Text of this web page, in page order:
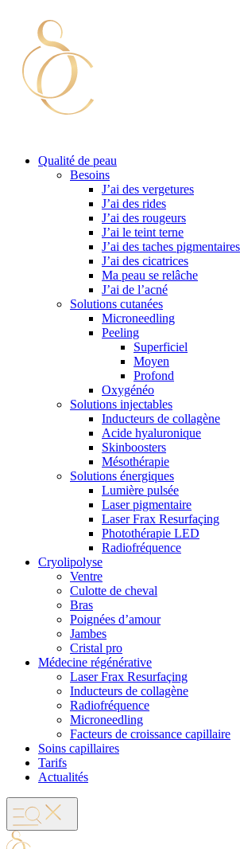
Qualité de peau
Besoins
J’ai des vergetures
J’ai des rides
J’ai des rougeurs
J’ai le teint terne
J’ai des taches pigmentaires
J’ai des cicatrices
Ma peau se relâche
J’ai de l’acné
Solutions cutanées
Microneedling
Peeling
Superficiel
Moyen
Profond
Oxygénéo
Solutions injectables
Inducteurs de collagène
Acide hyaluronique
Skinboosters
Mésothérapie
Solutions énergiques
Lumière pulsée
Laser pigmentaire
Laser Frax Resurfaçing
Photothérapie LED
Radiofréquence
Cryolipolyse
Ventre
Culotte de cheval
Bras
Poignées d’amour
Jambes
Cristal pro
Médecine régénérative
Laser Frax Resurfaçing
Inducteurs de collagène
Radiofréquence
Microneedling
Facteurs de croissance capillaire
Soins capillaires
Tarifs
Actualités